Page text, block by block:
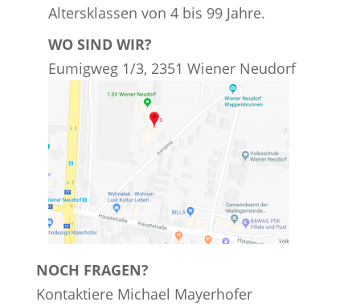
Altersklassen von 4 bis 99 Jahre.
WO SIND WIR?
Eumigweg 1/3, 2351 Wiener Neudorf
NOCH FRAGEN?
Kontaktiere Michael Mayerhofer